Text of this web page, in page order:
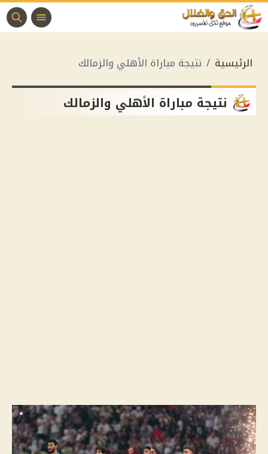
الرئيسية نتيجة مباراة الأهلي والزمالك
نتيجة مباراة الأهلي والزمالك